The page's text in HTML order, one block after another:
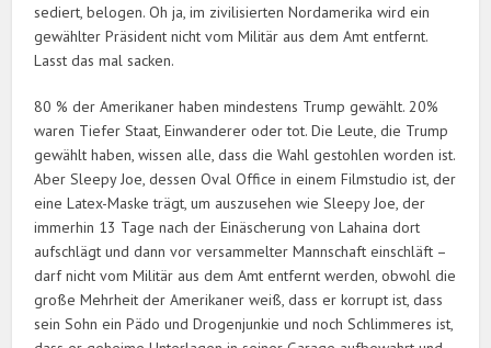
sediert, belogen. Oh ja, im zivilisierten Nordamerika wird ein
gewählter Präsident nicht vom Militär aus dem Amt entfernt.
Lasst das mal sacken.
80 % der Amerikaner haben mindestens Trump gewählt. 20%
waren Tiefer Staat, Einwanderer oder tot. Die Leute, die Trump
gewählt haben, wissen alle, dass die Wahl gestohlen worden ist.
Aber Sleepy Joe, dessen Oval Office in einem Filmstudio ist, der
eine Latex-Maske trägt, um auszusehen wie Sleepy Joe, der
immerhin 13 Tage nach der Einäscherung von Lahaina dort
aufschlägt und dann vor versammelter Mannschaft einschläft –
darf nicht vom Militär aus dem Amt entfernt werden, obwohl die
große Mehrheit der Amerikaner weiß, dass er korrupt ist, dass
sein Sohn ein Pädo und Drogenjunkie und noch Schlimmeres ist,